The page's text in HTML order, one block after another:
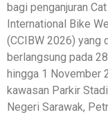
bagi penganjuran
International Bike
(CCIBW 2026) yang
berlangsung pada
hingga 1 November
kawasan Parkir
Negeri Sarawak,